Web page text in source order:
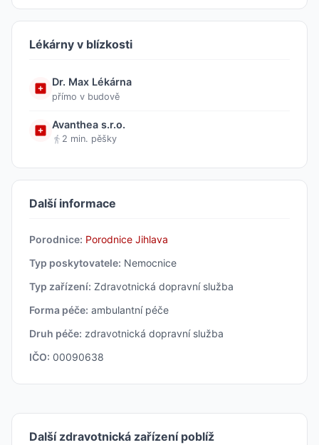
Lékárny v blízkosti
Dr. Max Lékárna
přímo v budově
Avanthea s.r.o.
2 min. pěšky
Další informace
Porodnice: Porodnice Jihlava
Typ poskytovatele: Nemocnice
Typ zařízení: Zdravotnická dopravní služba
Forma péče: ambulantní péče
Druh péče: zdravotnická dopravní služba
IČO: 00090638
Další zdravotnická zařízení poblíž